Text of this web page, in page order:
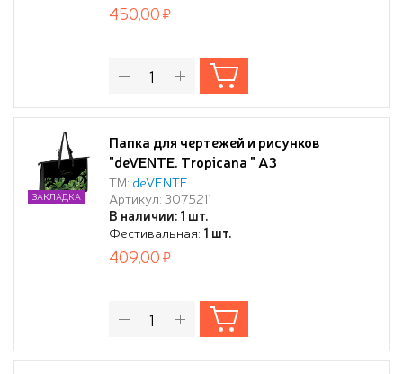
450,00
Папка для чертежей и рисунков
"deVENTE. Tropicana " A3
(467x338x100 мм) 500 мкм, с
расширением 10 см, с внутренним
карманом на молнии для кистей, с
регулируемыми ручками, с рисунком,
тиснение фольгой, индивидуальная
ТМ: deVENTE
Артикул: 3075211
В наличии: 1 шт.
Фестивальная: 1 шт.
ЗАКЛАДКА
409,00